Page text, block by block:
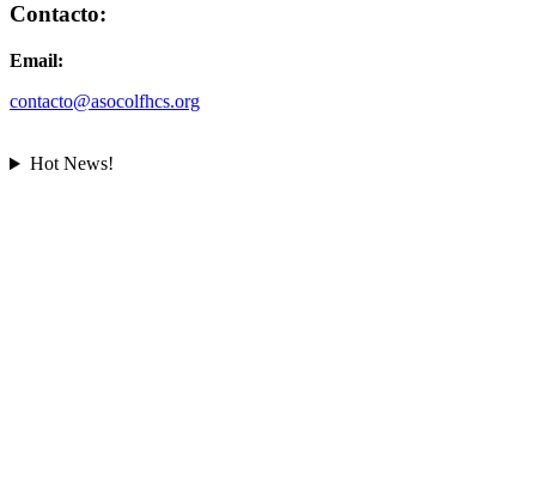
Contacto:
Email:
contacto@asocolfhcs.org
Hot News!